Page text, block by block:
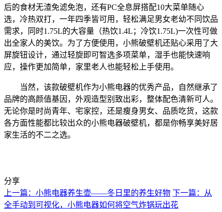
后的食材无渣免滤免泡，还有PC全息屏搭配10大菜单随心
选，冷热双打，一年四季皆可用，轻松满足男女老幼不同饮品
需求， 同时1.75L的大容量（热饮1.4L；冷饮1.75L)一次性可做
出全家人的美饮。 为了方便使用， 小熊破壁机还贴心采用了大
屏旋钮设计， 通过轻旋即可智选多项菜单，湿手也能快速响
应， 操作更加简单， 家里老人也能轻松上手使用。
当然， 该款破壁机作为小熊电器的优秀产品，自然继承了
品牌的高颜值基因 ，外观造型别致出彩， 整体配色清新可人。
无论你是时尚青年、 宅家控，还是瘦身男女、品质吃货，这款
各方面性能都比较出众的小熊电器破壁机，都是你畅享美好居
家生活的不二之选。
分享
上一篇：小熊电器养生壶——冬日里的养生好物 下一篇：从
全手动到可视化，小熊电器如何将空气炸锅玩出花